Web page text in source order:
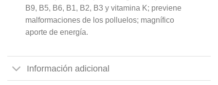
B9, B5, B6, B1, B2, B3 y vitamina K; previene
malformaciones de los polluelos; magnífico
aporte de energía.
Información adicional